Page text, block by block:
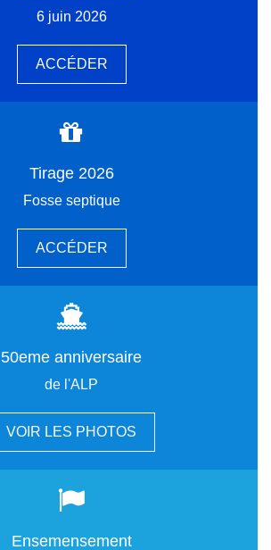
6 juin 2026
ACCÉDER
Tirage 2026
Fosse septique
ACCÉDER
50eme anniversaire
de l'ALP
VOIR LES PHOTOS
Ensemensement